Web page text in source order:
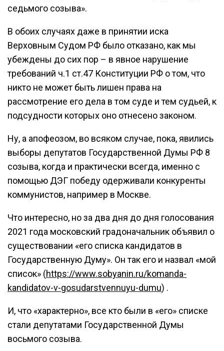
седьмого созыва».
В обоих случаях даже в принятии иска
Верховным Судом РФ было отказано, как мы
убеждены до сих пор – в явное нарушение
требований ч.1 ст.47 Конституции РФ о том, что
никто не может быть лишен права на
рассмотрение его дела в том суде и тем судьей, к
подсудности которых оно отнесено законом.
Ну, а апофеозом, во всяком случае, пока, явились
выборы депутатов Государственной Думы РФ 8
созыва, когда и практически всегда, именно с
помощью ДЭГ победу одерживали конкуренты
коммунистов, например в Москве.
Что интересно, но за два дня до дня голосования
2021 года московский градоначальник объявил о
существовании «его списка кандидатов в
Государственную Думу». Он так его и назвал «мой
список» (https://www.sobyanin.ru/komanda-
kandidatov-v-gosudarstvennuyu-dumu) .
И, что «характерно», все кто были в «его» списке
стали депутатами Государственной Думы
восьмого созыва.